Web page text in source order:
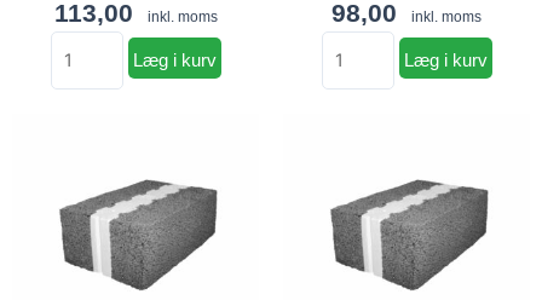
113,00 inkl. moms
Læg i kurv
98,00 inkl. moms
Læg i kurv
33x19x49cm
antal
45x19x49cm
20stk/pal